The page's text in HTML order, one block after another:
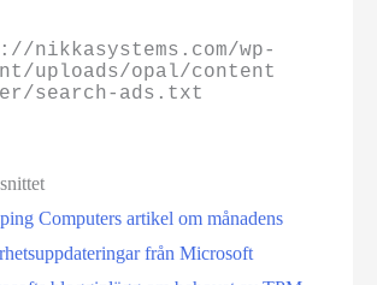
nikkasystems.com/wp-
uploads/opal/content
search-ads.txt
Computers artikel om månadens
från Microsoft